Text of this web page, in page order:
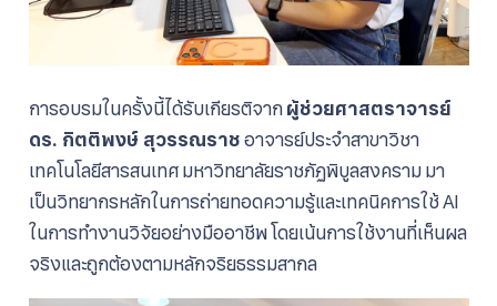
การอบรมในครั้งนี้ได้รับเกียรติจาก ผู้ช่วยศาสตราจารย์
ดร. กิตติพงษ์ สุวรรณราช อาจารย์ประจำสาขาวิชา
เทคโนโลยีสารสนเทศ มหาวิทยาลัยราชภัฏพิบูลสงคราม มา
เป็นวิทยากรหลักในการถ่ายทอดความรู้และเทคนิคการใช้ AI
ในการทำงานวิจัยอย่างมืออาชีพ โดยเน้นการใช้งานที่เห็นผล
จริงและถูกต้องตามหลักจริยธรรมสากล